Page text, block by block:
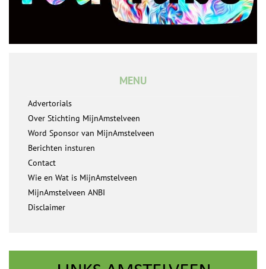
MENU
Advertorials
Over Stichting MijnAmstelveen
Word Sponsor van MijnAmstelveen
Berichten insturen
Contact
Wie en Wat is MijnAmstelveen
MijnAmstelveen ANBI
Disclaimer